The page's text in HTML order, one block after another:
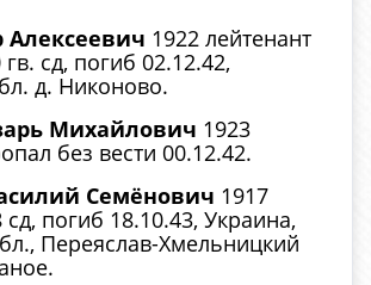
Алексеевич 1922 лейтенант
гв. сд, погиб 02.12.42,
д. Никоново.
Михайлович 1923
без вести 00.12.42.
Семёнович 1917
погиб 18.10.43, Украина,
Переяслав-Хмельницкий